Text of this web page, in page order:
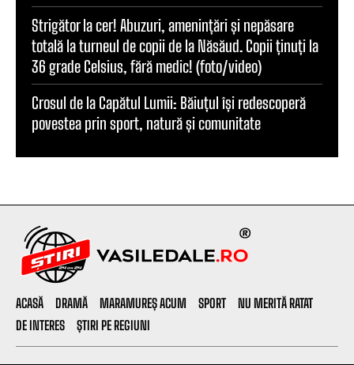
Strigător la cer! Abuzuri, amenințări și nepăsare
totală la turneul de copii de la Năsăud. Copii ținuți la
36 grade Celsius, fără medic! (foto/video)
Crosul de la Capătul Lumii: Băiuțul își redescoperă
povestea prin sport, natură și comunitate
ACASĂ DRAMĂ MARAMUREȘ ACUM SPORT
NU MERITĂ RATAT
DE INTERES
ȘTIRI PE REGIUNI